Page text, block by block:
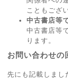
こともござ
中古書店等
中古書店等
ります。
お問い合わせの
先にも記載しまし